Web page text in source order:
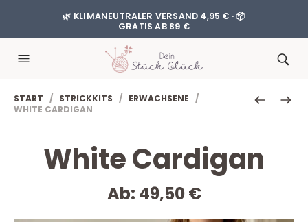
🌿 KLIMANEUTRALER VERSAND 4,95 € · 📦
GRATIS AB 89 €
START / STRICKKITS / ERWACHSENE /
WHITE CARDIGAN
White Cardigan
Ab: 49,50€